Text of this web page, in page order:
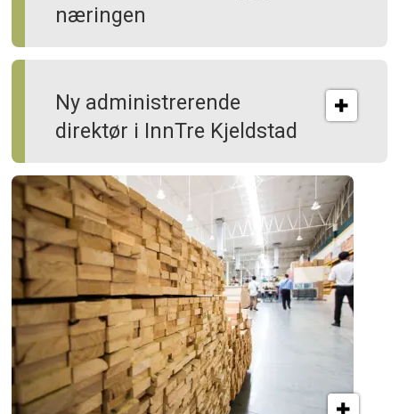
næringen
Ny administrerende
direktør i InnTre Kjeldstad